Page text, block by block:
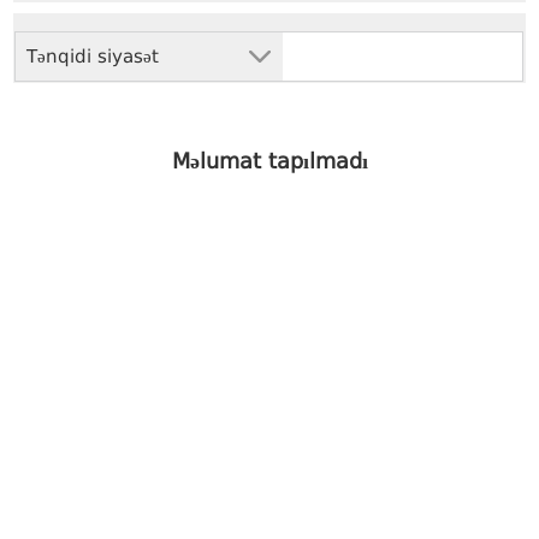
Tənqidi siyasət
Məlumat tapılmadı